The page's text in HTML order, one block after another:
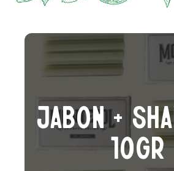
jabon +
10gr